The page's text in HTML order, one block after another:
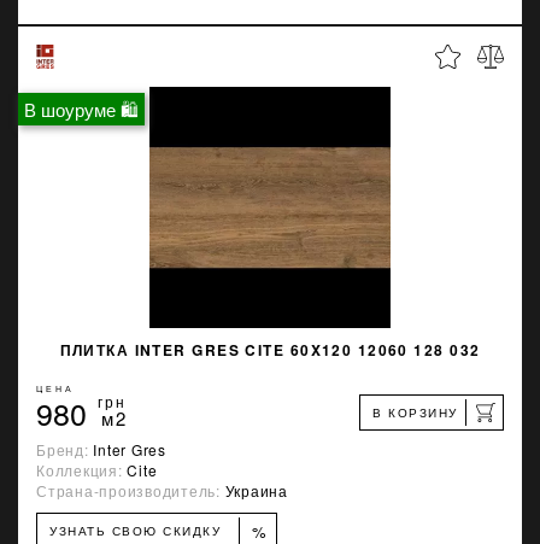
В шоуруме 🛍
ПЛИТКА INTER GRES CITE 60X120 12060 128 032
ЦЕНА
980 грн
м2 В КОРЗИНУ
Бренд: Inter Gres
Коллекция:Cite
Страна-производитель: Украина
УЗНАТЬ СВОЮ СКИДКУ %